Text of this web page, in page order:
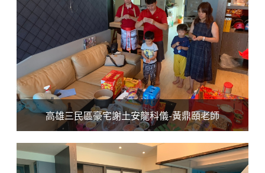
高雄三民區豪宅謝土安龍科儀-黃鼎頤老師